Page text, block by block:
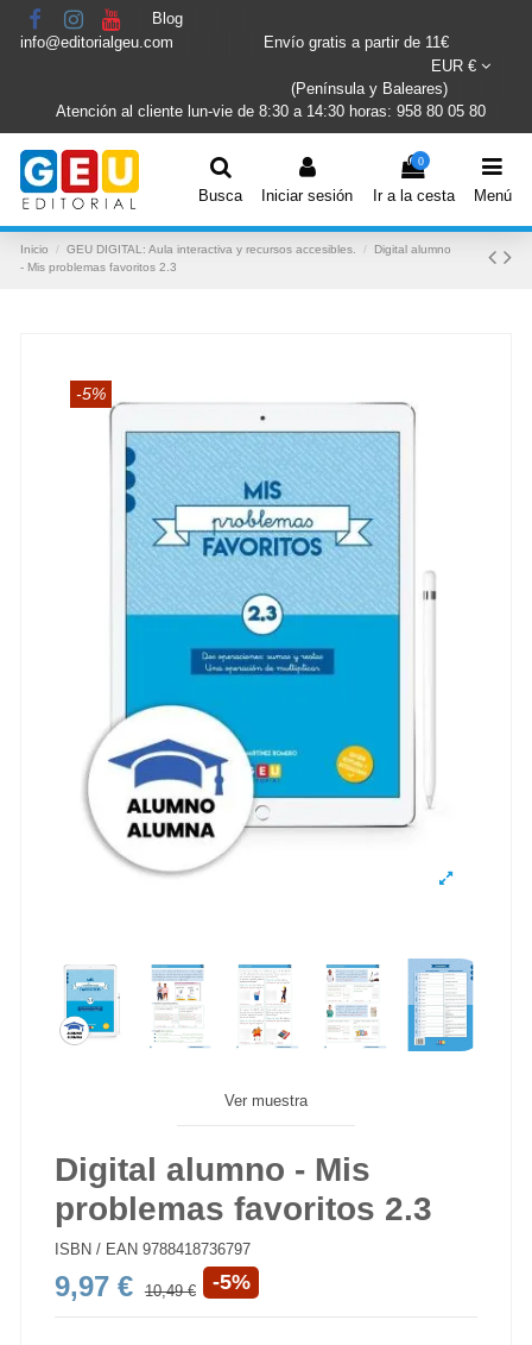
Blog
info@editorialgeu.com
Envío gratis a partir de 11€
EUR €
(Península y Baleares)
Atención al cliente lun-vie de 8:30 a 14:30 horas: 958 80 05 80
Busca Iniciar sesión
0
Ir a la cesta Menú
Inicio GEU DIGITAL: Aula interactiva y recursos accesibles.
Digital alumno
- Mis problemas favoritos 2.3
-5%
Ver muestra
Digital alumno - Mis
problemas favoritos 2.3
ISBN / EAN 9788418736797
9,97 € 10,49 € -5%